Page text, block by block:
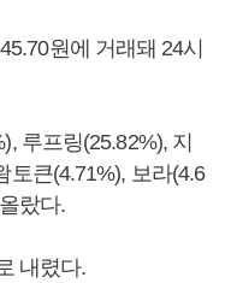
원에 거래돼 24시
루프링(25.82%), 지
토큰(4.71%), 보라(4.6
랐다.
내렸다.